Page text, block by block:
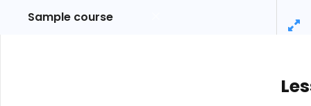
Sample course
Section 4